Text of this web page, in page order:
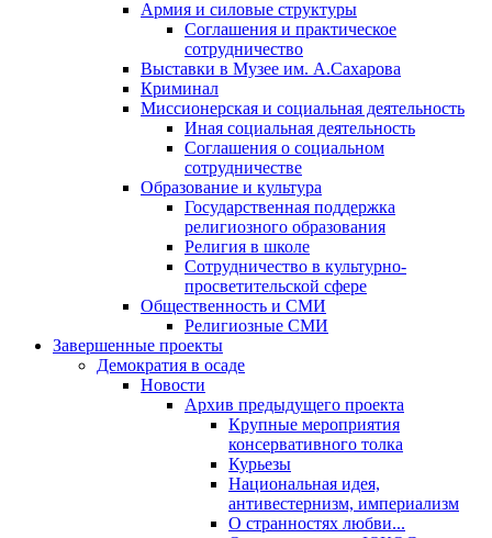
Армия и силовые структуры
Соглашения и практическое
сотрудничество
Выставки в Музее им. А.Сахарова
Криминал
Миссионерская и социальная деятельность
Иная социальная деятельность
Соглашения о социальном
сотрудничестве
Образование и культура
Государственная поддержка
религиозного образования
Религия в школе
Сотрудничество в культурно-
просветительской сфере
Общественность и СМИ
Религиозные СМИ
Завершенные проекты
Демократия в осаде
Новости
Архив предыдущего проекта
Крупные мероприятия
консервативного толка
Курьезы
Национальная идея,
антивестернизм, империализм
О странностях любви...